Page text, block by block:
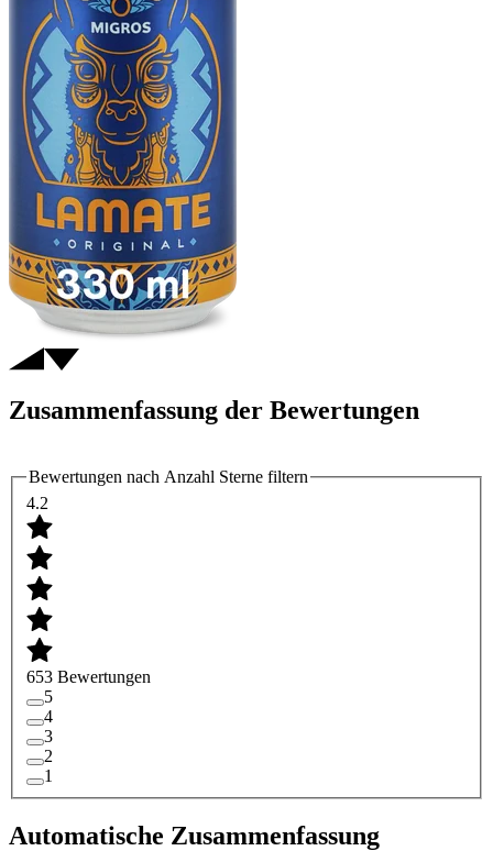
Zusammenfassung der Bewertungen
Bewertungen nach Anzahl Sterne filtern
4.2
653 Bewertungen
5
4
3
2
1
Automatische Zusammenfassung